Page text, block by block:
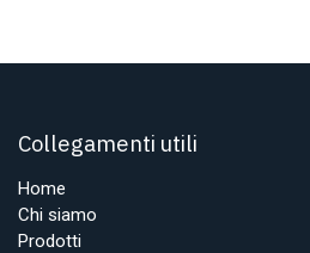
Collegamenti utili
Home
Chi siamo
Prodotti